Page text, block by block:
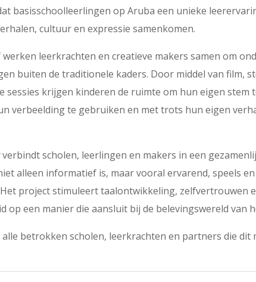
basisschoolleerlingen op Aruba een unieke
cultuur en expressie samenkomen.
leerkrachten en creatieve makers samen om
buiten de traditionele kaders. Door middel van film,
sessies krijgen kinderen de ruimte om hun eigen stem
verbeelding te gebruiken en met trots hun eigen
verbindt scholen, leerlingen en makers in een
alleen informatief is, maar vooral ervarend, speels en
project stimuleert taalontwikkeling, zelfvertrouwen
op een manier die aansluit bij de belevingswereld van
alle betrokken scholen, leerkrachten en partners die dit